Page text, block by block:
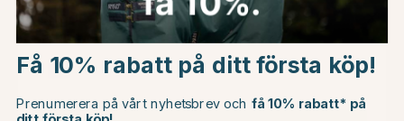
Choose country
EU
Få 10% rabatt på ditt första köp!
Prenumerera på vårt nyhetsbrev och få 10% rabatt* på